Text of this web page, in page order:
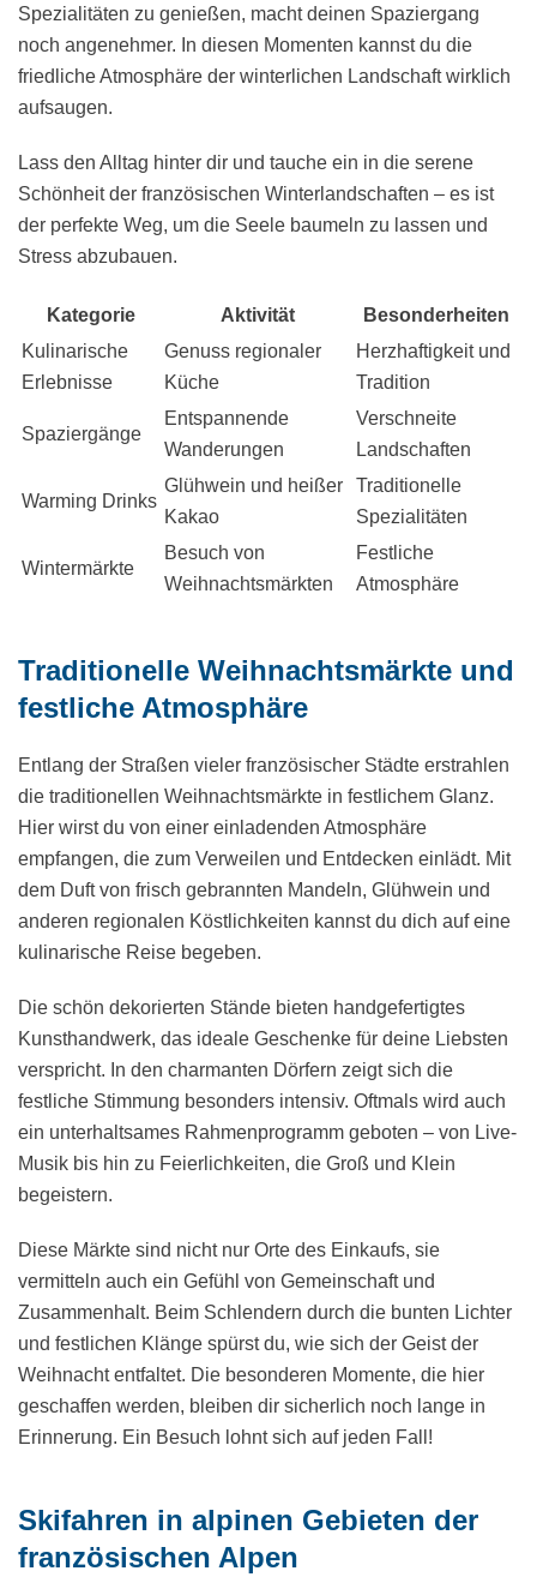
Spezialitäten zu genießen, macht deinen Spaziergang
noch angenehmer. In diesen Momenten kannst du die
friedliche Atmosphäre der winterlichen Landschaft wirklich
aufsaugen.
Lass den Alltag hinter dir und tauche ein in die serene
Schönheit der französischen Winterlandschaften – es ist
der perfekte Weg, um die Seele baumeln zu lassen und
Stress abzubauen.
Kategorie Aktivität
Besonderheiten
Kulinarische
Erlebnisse
Genuss regionaler
Küche
Herzhaftigkeit und
Tradition
Spaziergänge
Entspannende
Wanderungen
Verschneite
Landschaften
Warming Drinks
Glühwein und heißer
Kakao
Traditionelle
Spezialitäten
Wintermärkte
Besuch von
Weihnachtsmärkten
Festliche
Atmosphäre
Traditionelle Weihnachtsmärkte und
festliche Atmosphäre
Entlang der Straßen vieler französischer Städte erstrahlen
die traditionellen Weihnachtsmärkte in festlichem Glanz.
Hier wirst du von einer einladenden Atmosphäre
empfangen, die zum Verweilen und Entdecken einlädt. Mit
dem Duft von frisch gebrannten Mandeln, Glühwein und
anderen regionalen Köstlichkeiten kannst du dich auf eine
kulinarische Reise begeben.
Die schön dekorierten Stände bieten handgefertigtes
Kunsthandwerk, das ideale Geschenke für deine Liebsten
verspricht. In den charmanten Dörfern zeigt sich die
festliche Stimmung besonders intensiv. Oftmals wird auch
ein unterhaltsames Rahmenprogramm geboten – von Live-
Musik bis hin zu Feierlichkeiten, die Groß und Klein
begeistern.
Diese Märkte sind nicht nur Orte des Einkaufs, sie
vermitteln auch ein Gefühl von Gemeinschaft und
Zusammenhalt. Beim Schlendern durch die bunten Lichter
und festlichen Klänge spürst du, wie sich der Geist der
Weihnacht entfaltet. Die besonderen Momente, die hier
geschaffen werden, bleiben dir sicherlich noch lange in
Erinnerung. Ein Besuch lohnt sich auf jeden Fall!
Skifahren in alpinen Gebieten der
französischen Alpen